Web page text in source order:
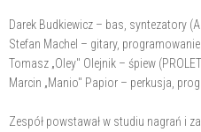
Darek Budkiewicz – bas, syntezatory
Stefan Machel – gitary, programowanie
Tomasz „Oley" Olejnik – śpiew
Marcin „Manio" Papior – perkusja,
Zespół powstawał w studiu nagrań i